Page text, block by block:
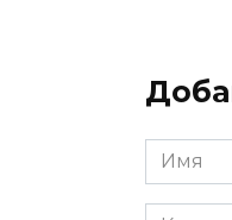
Имя
*